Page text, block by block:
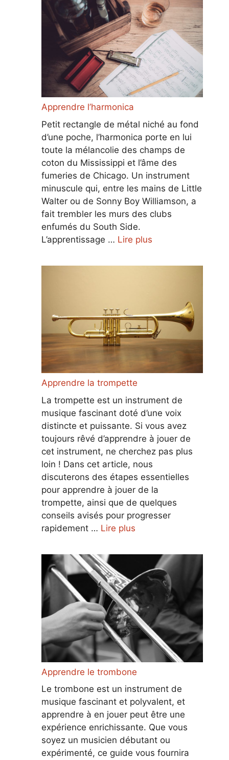
Apprendre l’harmonica
Petit rectangle de métal niché au fond
d’une poche, l’harmonica porte en lui
toute la mélancolie des champs de
coton du Mississippi et l’âme des
fumeries de Chicago. Un instrument
minuscule qui, entre les mains de Little
Walter ou de Sonny Boy Williamson, a
fait trembler les murs des clubs
enfumés du South Side.
L’apprentissage … Lire plus
Apprendre la trompette
La trompette est un instrument de
musique fascinant doté d’une voix
distincte et puissante. Si vous avez
toujours rêvé d’apprendre à jouer de
cet instrument, ne cherchez pas plus
loin ! Dans cet article, nous
discuterons des étapes essentielles
pour apprendre à jouer de la
trompette, ainsi que de quelques
conseils avisés pour progresser
rapidement … Lire plus
Apprendre le trombone
Le trombone est un instrument de
musique fascinant et polyvalent, et
apprendre à en jouer peut être une
expérience enrichissante. Que vous
soyez un musicien débutant ou
expérimenté, ce guide vous fournira